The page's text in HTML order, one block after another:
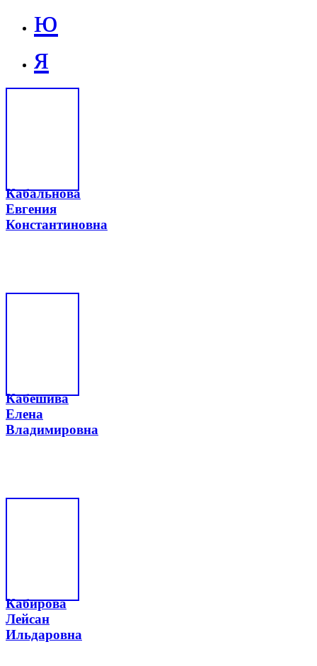
ю
я
Кабальнова
Евгения
Константиновна
Кабешива
Елена
Владимировна
Кабирова
Лейсан
Ильдаровна